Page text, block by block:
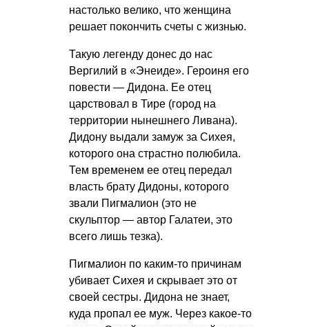
настолько велико, что женщина
решает покончить счеты с жизнью.
Такую легенду донес до нас
Вергилий в «Энеиде». Героиня его
повести — Дидона. Ее отец
царствовал в Тире (город на
территории нынешнего Ливана).
Дидону выдали замуж за Сихея,
которого она страстно полюбила.
Тем временем ее отец передал
власть брату Дидоны, которого
звали Пигмалион (это не
скульптор — автор Галатеи, это
всего лишь тезка).
Пигмалион по каким-то причинам
убивает Сихея и скрывает это от
своей сестры. Дидона не знает,
куда пропал ее муж. Через какое-то